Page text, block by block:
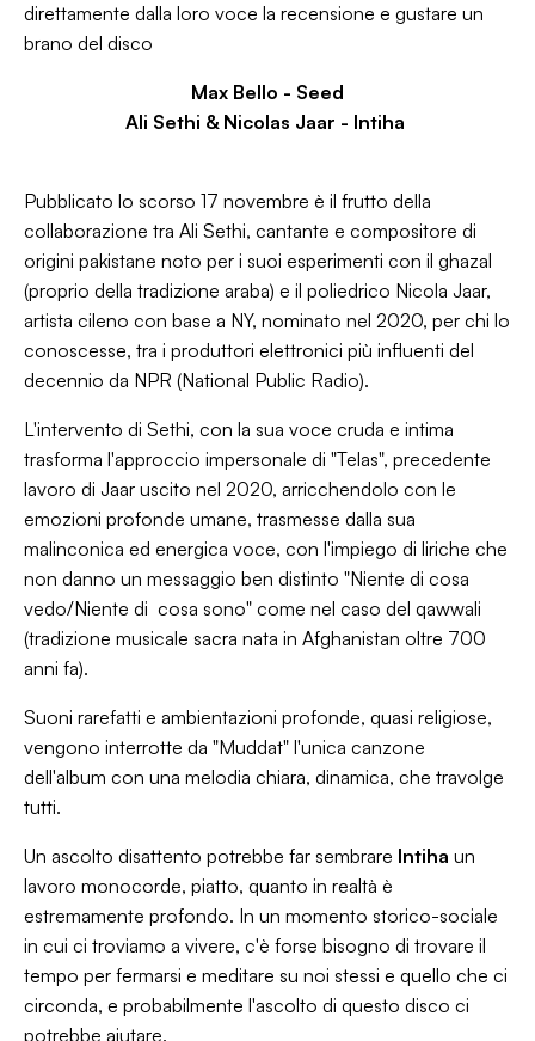
direttamente dalla loro voce la recensione e gustare un
brano del disco
Max Bello - Seed
Ali Sethi & Nicolas Jaar - Intiha
Pubblicato lo scorso 17 novembre è il frutto della
collaborazione tra Ali Sethi, cantante e compositore di
origini pakistane noto per i suoi esperimenti con il ghazal
(proprio della tradizione araba) e il poliedrico Nicola Jaar,
artista cileno con base a NY, nominato nel 2020, per chi lo
conoscesse, tra i produttori elettronici più influenti del
decennio da NPR (National Public Radio).
L'intervento di Sethi, con la sua voce cruda e intima
trasforma l'approccio impersonale di "Telas", precedente
lavoro di Jaar uscito nel 2020, arricchendolo con le
emozioni profonde umane, trasmesse dalla sua
malinconica ed energica voce, con l'impiego di liriche che
non danno un messaggio ben distinto "Niente di cosa
vedo/Niente di cosa sono" come nel caso del qawwali
(tradizione musicale sacra nata in Afghanistan oltre 700
anni fa).
Suoni rarefatti e ambientazioni profonde, quasi religiose,
vengono interrotte da "Muddat" l'unica canzone
dell'album con una melodia chiara, dinamica, che travolge
tutti.
Un ascolto disattento potrebbe far sembrare Intiha un
lavoro monocorde, piatto, quanto in realtà è
estremamente profondo. In un momento storico-sociale
in cui ci troviamo a vivere, c'è forse bisogno di trovare il
tempo per fermarsi e meditare su noi stessi e quello che ci
circonda, e probabilmente l'ascolto di questo disco ci
potrebbe aiutare.